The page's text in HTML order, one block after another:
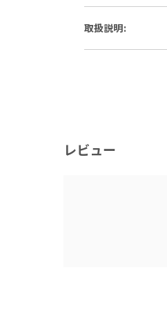
取扱説明:
レビュー